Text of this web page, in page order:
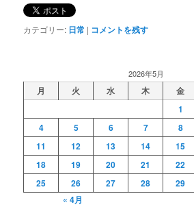
カテゴリー: 日常 | コメントを残す
2026年5月
月 火 水 木 金
1
4
5 6 7 8
11
12 13 14 15
18
19 20 21 22
25
26 27 28 29
« 4月